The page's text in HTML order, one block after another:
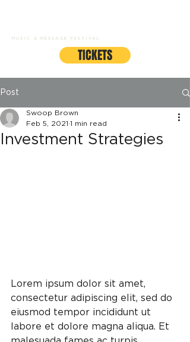
MUSIC & MESSAGE FESTIVAL
TICKETS
Post
Investment Strategies
Swoop Brown
Feb 5, 2021 1 min read
Lorem ipsum dolor sit amet,
consectetur adipiscing elit, sed do
eiusmod tempor incididunt ut
labore et dolore magna aliqua. Et